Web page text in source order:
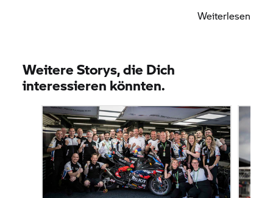
Weiterlesen
Weitere Storys, die Dich
interessieren könnten.